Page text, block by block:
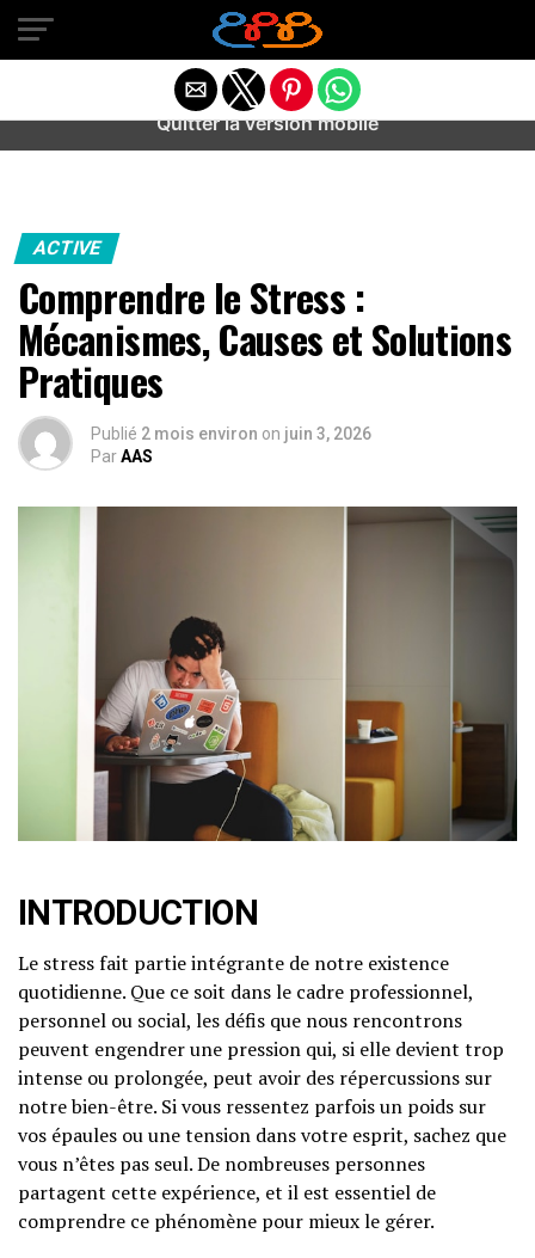
Warning
: preg_match(): Unknown modifier '/' in
/home/u589487443/domains/aideanxietestress.fr/
content/plugins/idev-post-views/includes/class-bots.php
ACTIVE
Comprendre le Stress :
Mécanismes, Causes et Solutions
Pratiques
Publié 2 mois environ on juin 3, 2026
ParAAS
INTRODUCTION
Le stress fait partie intégrante de notre existence
quotidienne. Que ce soit dans le cadre professionnel,
personnel ou social, les défis que nous rencontrons
peuvent engendrer une pression qui, si elle devient trop
intense ou prolongée, peut avoir des répercussions sur
notre bien-être. Si vous ressentez parfois un poids sur
vos épaules ou une tension dans votre esprit, sachez que
vous n’êtes pas seul. De nombreuses personnes
partagent cette expérience, et il est essentiel de
comprendre ce phénomène pour mieux le gérer.
Quitter la version mobile